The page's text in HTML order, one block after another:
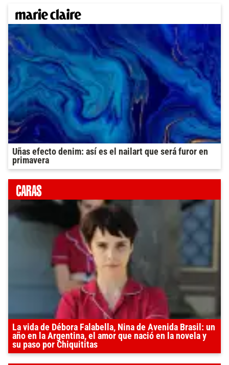
Uñas efecto denim: así es el nailart que será furor en
primavera
La vida de Débora Falabella, Nina de Avenida Brasil: un
año en la Argentina, el amor que nació en la novela y
su paso por Chiquititas